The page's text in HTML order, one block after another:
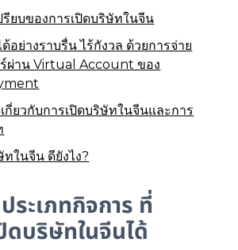
ยบของการเปิดบริษัทในจีน
อย่างราบรื่น ไร้กังวล ด้วยการจ่าย
ร์ผ่าน Virtual Account ของ
ยวกับการเปิดบริษัทในจีนและการ
ทในจีน ดียังไง?
ระเภทกิจการ ที่
ดบริษัทในจีนได้